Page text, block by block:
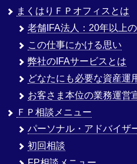
まくはりＦＰオフィスとは
老舗IFA法人：20年以上
この仕事にかける思い
弊社のIFAサービスとは
どなたにも必要な資産運
お客さま本位の業務運営
ＦＰ相談メニュー
パーソナル・アドバイザ
初回相談